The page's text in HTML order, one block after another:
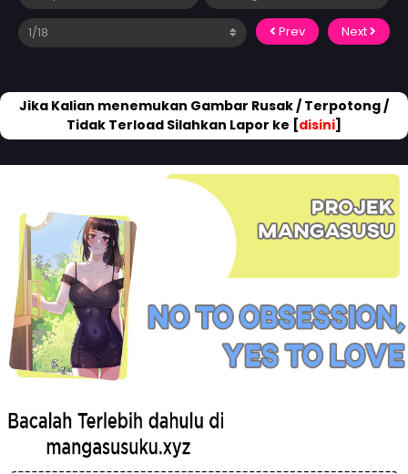
Prev Next
Jika Kalian menemukan Gambar Rusak / Terpotong /
Tidak Terload Silahkan Lapor ke [disini]